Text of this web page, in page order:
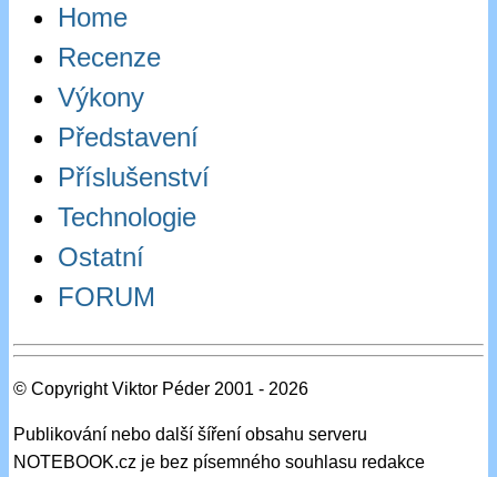
Home
Recenze
Výkony
Představení
Příslušenství
Technologie
Ostatní
FORUM
© Copyright Viktor Péder 2001 - 2026
Publikování nebo další šíření obsahu serveru
NOTEBOOK.cz je bez písemného souhlasu redakce